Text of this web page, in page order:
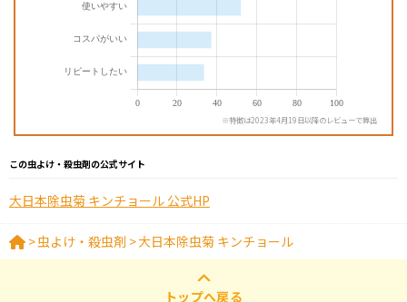
※特徴は2023年4月19日以降のレビューで算出
この虫よけ・殺虫剤の公式サイト
大日本除虫菊 キンチョール 公式HP
>虫よけ・殺虫剤 >大日本除虫菊 キンチョール
トップへ戻る